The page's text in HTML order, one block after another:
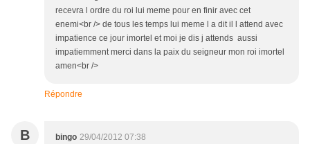
recevra l ordre du roi lui meme pour en finir avec cet
enemi<br /> de tous les temps lui meme l a dit il l attend avec
impatience ce jour imortel et moi je dis j attends aussi
impatiemment merci dans la paix du seigneur mon roi imortel
amen<br />
Répondre
B bingo 29/04/2012 07:38